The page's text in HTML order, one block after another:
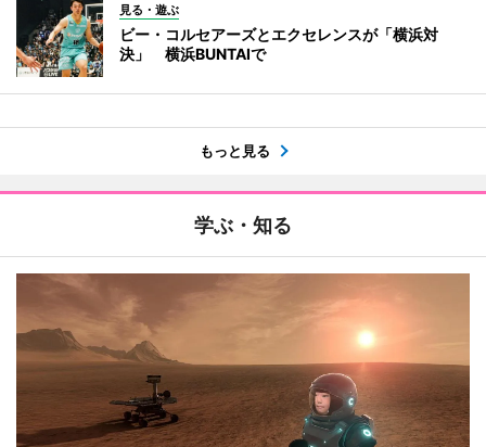
見る・遊ぶ
ビー・コルセアーズとエクセレンスが「横浜対
決」 横浜BUNTAIで
もっと見る
学ぶ・知る